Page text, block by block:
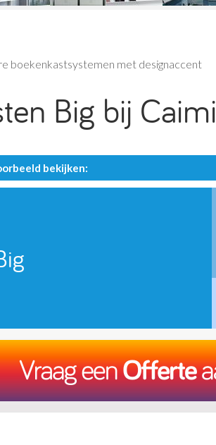
boekenkastsystemen met designaccent
Big bij Caimi
bekijken: